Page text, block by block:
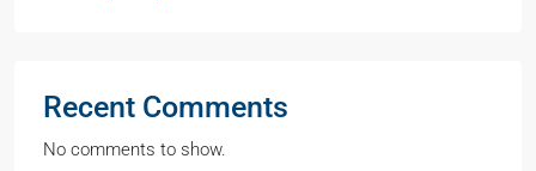
Recent Comments
No comments to show.